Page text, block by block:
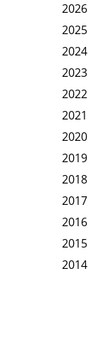
2026
2025
2024
2023
2022
2021
2020
2019
2018
2017
2016
2015
2014